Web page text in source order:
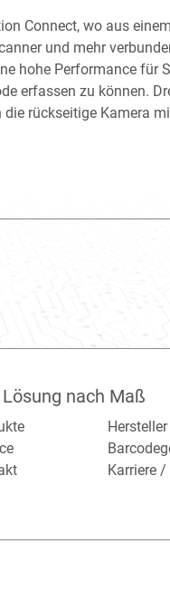
Connect, wo aus
und mehr
hohe Performance für
erfassen zu können.
rückseitige Kamera
nach Maß
Hersteller
Karriere